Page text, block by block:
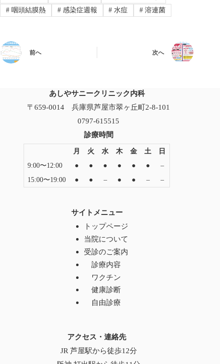
#咽頭結膜熱 #感染症週報 # 水痘 # 溶連菌
前へ 次へ
あしやサニークリニック内科
〒659-0014 兵庫県芦屋市翠ヶ丘町2-8-101
0797-615515
診療時間
月 火 水 木 金 土
日
9:00〜12:00
● ● ● ● ● ●
–
15:00〜19:00
● ● – ● ● – –
サイトメニュー
トップページ
当院について
受診のご案内
診療内容
ワクチン
健康診断
自由診療
アクセス・連絡先
JR 芦屋駅から徒歩12分